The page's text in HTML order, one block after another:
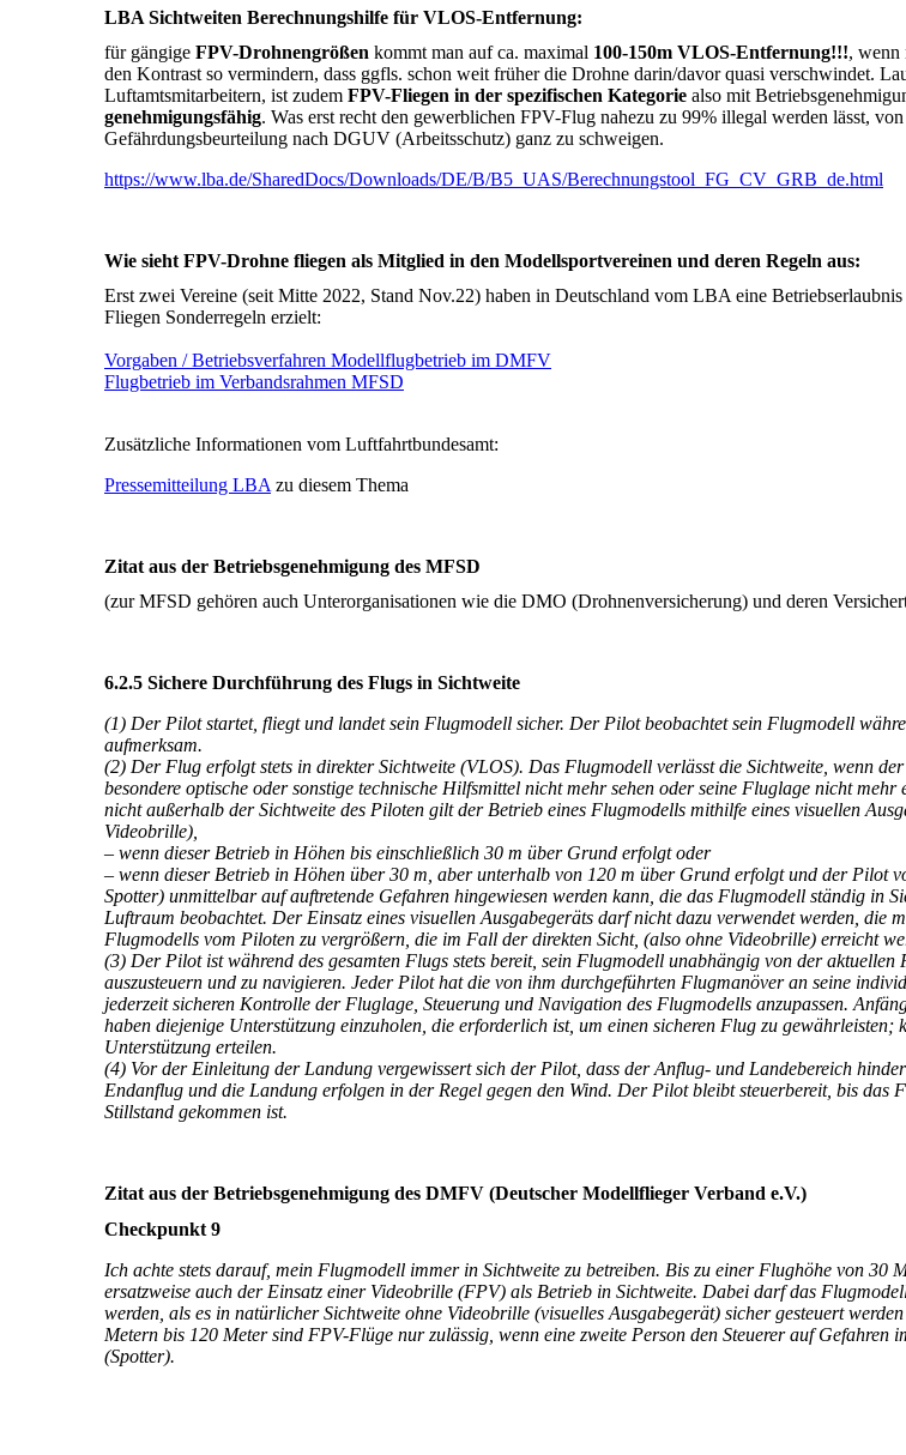
LBA Sichtweiten Berechnungshilfe für VLOS-Entfernung:
für gängige FPV-Drohnengrößen kommt man auf ca. maximal 100-150m VLOS-Entfernung!!!, wenn
den Kontrast so vermindern, dass ggfls. schon weit früher die Drohne darin/davor quasi verschwindet.
Luftamtsmitarbeitern, ist zudem FPV-Fliegen in der spezifischen Kategorie also mit
genehmigungsfähig. Was erst recht den gewerblichen FPV-Flug nahezu zu 99% illegal werden lässt,
Gefährdungsbeurteilung nach DGUV (Arbeitsschutz) ganz zu schweigen.
https://www.lba.de/SharedDocs/Downloads/DE/B/B5_UAS/Berechnungstool_FG_CV_GRB_de.html
Wie sieht FPV-Drohne fliegen als Mitglied in den Modellsportvereinen und deren Regeln aus:
Erst zwei Vereine (seit Mitte 2022, Stand Nov.22) haben in Deutschland vom LBA eine
Fliegen Sonderregeln erzielt:
Vorgaben / Betriebsverfahren Modellflugbetrieb im DMFV
Flugbetrieb im Verbandsrahmen MFSD
Zusätzliche Informationen vom Luftfahrtbundesamt:
Pressemitteilung LBA zu diesem Thema
Zitat aus der Betriebsgenehmigung des MFSD
(zur MFSD gehören auch Unterorganisationen wie die DMO (Drohnenversicherung) und deren
6.2.5 Sichere Durchführung des Flugs in Sichtweite
(1) Der Pilot startet, fliegt und landet sein Flugmodell sicher. Der Pilot beobachtet sein Flugmodell
aufmerksam.
(2) Der Flug erfolgt stets in direkter Sichtweite (VLOS). Das Flugmodell verlässt die Sichtweite, wenn
besondere optische oder sonstige technische Hilfsmittel nicht mehr sehen oder seine Fluglage nicht mehr
nicht außerhalb der Sichtweite des Piloten gilt der Betrieb eines Flugmodells mithilfe eines visuellen
Videobrille),
– wenn dieser Betrieb in Höhen bis einschließlich 30 m über Grund erfolgt oder
– wenn dieser Betrieb in Höhen über 30 m, aber unterhalb von 120 m über Grund erfolgt und der Pilot
Spotter) unmittelbar auf auftretende Gefahren hingewiesen werden kann, die das Flugmodell ständig in
Luftraum beobachtet. Der Einsatz eines visuellen Ausgabegeräts darf nicht dazu verwendet werden, die
Flugmodells vom Piloten zu vergrößern, die im Fall der direkten Sicht, (also ohne Videobrille) erreicht
(3) Der Pilot ist während des gesamten Flugs stets bereit, sein Flugmodell unabhängig von der
auszusteuern und zu navigieren. Jeder Pilot hat die von ihm durchgeführten Flugmanöver an seine
jederzeit sicheren Kontrolle der Fluglage, Steuerung und Navigation des Flugmodells anzupassen.
haben diejenige Unterstützung einzuholen, die erforderlich ist, um einen sicheren Flug zu gewährleisten;
Unterstützung erteilen.
(4) Vor der Einleitung der Landung vergewissert sich der Pilot, dass der Anflug- und Landebereich
Endanflug und die Landung erfolgen in der Regel gegen den Wind. Der Pilot bleibt steuerbereit, bis das
Stillstand gekommen ist.
Zitat aus der Betriebsgenehmigung des DMFV (Deutscher Modellflieger Verband e.V.)
Checkpunkt 9
Ich achte stets darauf, mein Flugmodell immer in Sichtweite zu betreiben. Bis zu einer Flughöhe von 30
ersatzweise auch der Einsatz einer Videobrille (FPV) als Betrieb in Sichtweite. Dabei darf das
werden, als es in natürlicher Sichtweite ohne Videobrille (visuelles Ausgabegerät) sicher gesteuert
Metern bis 120 Meter sind FPV-Flüge nur zulässig, wenn eine zweite Person den Steuerer auf Gefahren
(Spotter).